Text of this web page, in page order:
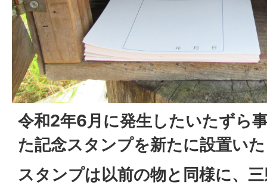
令和2年6月に発生したいたずら
た記念スタンプを新たに設置い
スタンプは以前の物と同様に、